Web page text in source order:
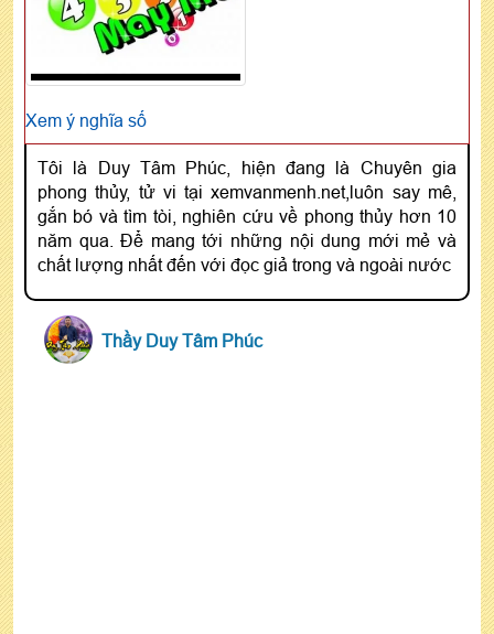
Xem ý nghĩa số
Tôi là Duy Tâm Phúc, hiện đang là Chuyên gia
phong thủy, tử vi tại xemvanmenh.net,luôn say mê,
gắn bó và tìm tòi, nghiên cứu về phong thủy hơn 10
năm qua. Để mang tới những nội dung mới mẻ và
chất lượng nhất đến với đọc giả trong và ngoài nước
Thầy Duy Tâm Phúc